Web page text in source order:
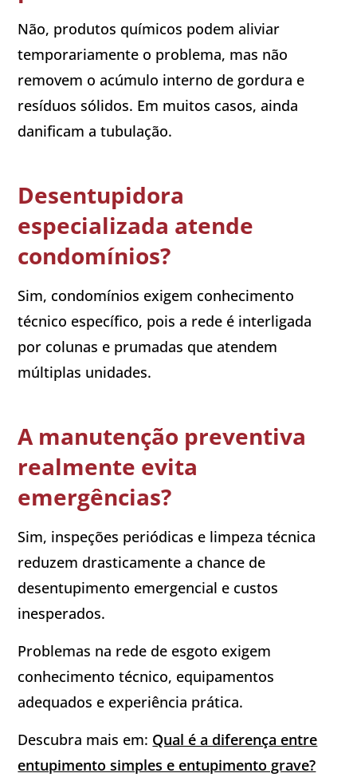
Não, produtos químicos podem aliviar
temporariamente o problema, mas não
removem o acúmulo interno de gordura e
resíduos sólidos. Em muitos casos, ainda
danificam a tubulação.
Desentupidora
especializada atende
condomínios?
Sim, condomínios exigem conhecimento
técnico específico, pois a rede é interligada
por colunas e prumadas que atendem
múltiplas unidades.
A manutenção preventiva
realmente evita
emergências?
Sim, inspeções periódicas e limpeza técnica
reduzem drasticamente a chance de
desentupimento emergencial e custos
inesperados.
Problemas na rede de esgoto exigem
conhecimento técnico, equipamentos
adequados e experiência prática.
Descubra mais em: Qual é a diferença entre
entupimento simples e entupimento grave?